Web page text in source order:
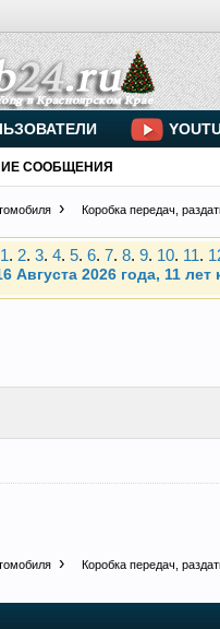
Коробка передач,
нашего клуба!
вTelegram-чате.
Чип-
1.2.3. 4. .6.7.8.9.10.11.
нашего клуба!
вTelegram-чате.
1.2.3.4.5.6.7.8.9.10.11.
2026 года, 11 лет
Коробка передач,
СООБЩЕНИЯ